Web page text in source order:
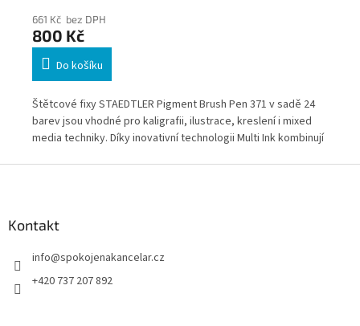
661 Kč bez DPH
800 Kč
Do košíku
Štětcové fixy STAEDTLER Pigment Brush Pen 371 v sadě 24
barev jsou vhodné pro kaligrafii, ilustrace, kreslení i mixed
media techniky. Díky inovativní technologii Multi Ink kombinují
Kontakt
info@spokojenakancelar.cz
+420 737 207 892